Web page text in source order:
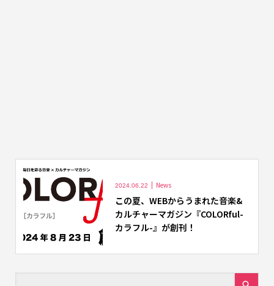
2024.06.22 News
この夏、WEBからうまれた音楽&
カルチャーマガジン『COLORful-
カラフル-』が創刊！